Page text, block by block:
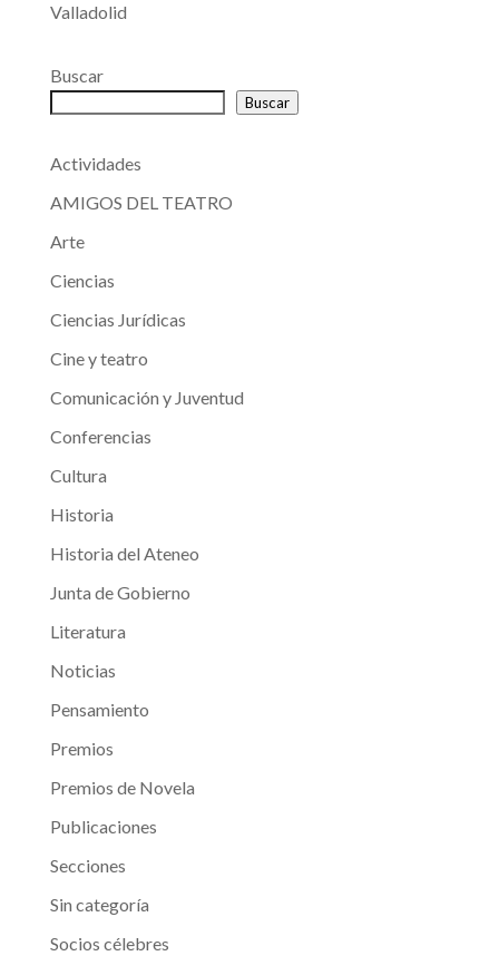
Valladolid
Buscar
Buscar
Actividades
AMIGOS DEL TEATRO
Arte
Ciencias
Ciencias Jurídicas
Cine y teatro
Comunicación y Juventud
Conferencias
Cultura
Historia
Historia del Ateneo
Junta de Gobierno
Literatura
Noticias
Pensamiento
Premios
Premios de Novela
Publicaciones
Secciones
Sin categoría
Socios célebres